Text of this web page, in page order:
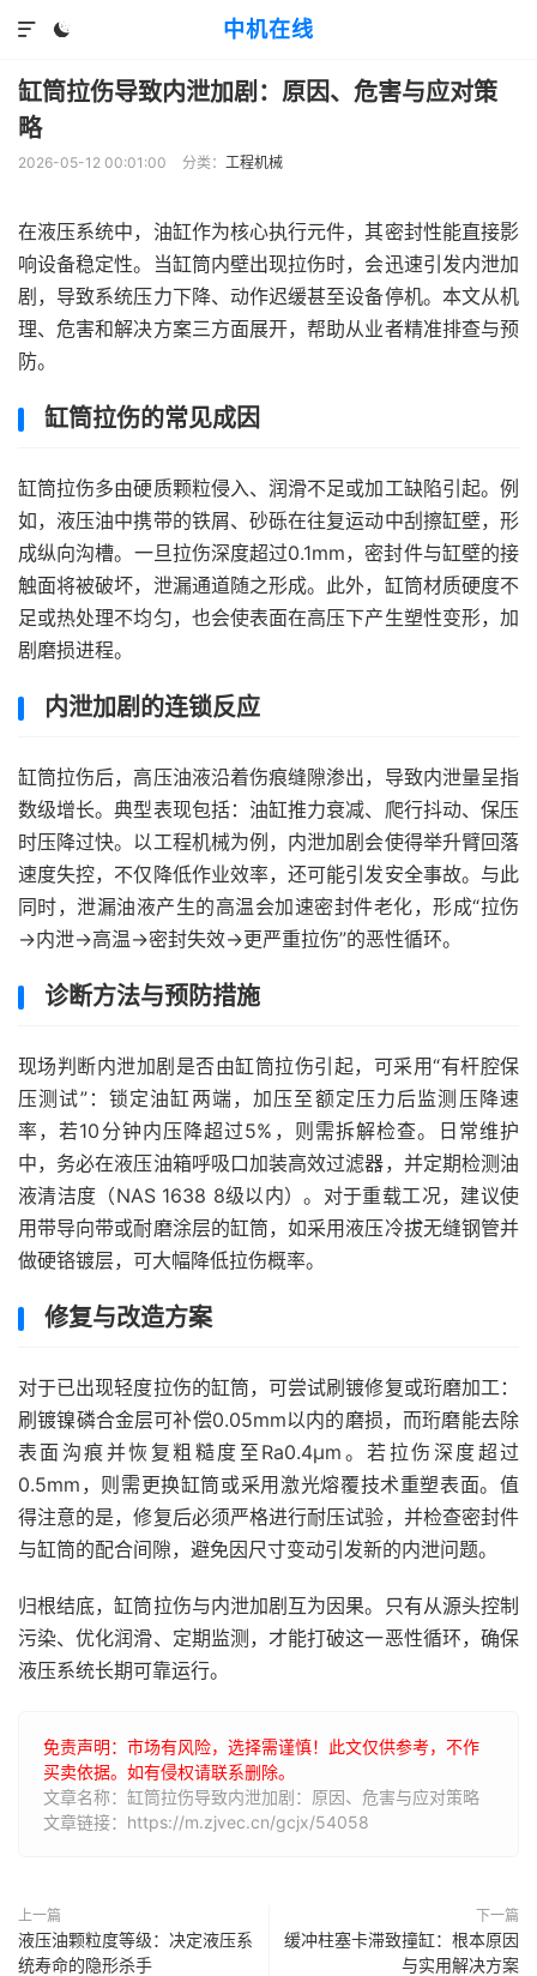
中机在线


缸筒拉伤导致内泄加剧：原因、危害与应对策
略
2026-05-12 00:01:00 分类： 工程机械
在液压系统中，油缸作为核心执行元件，其密封性能直接影
响设备稳定性。当缸筒内壁出现拉伤时，会迅速引发内泄加
剧，导致系统压力下降、动作迟缓甚至设备停机。本文从机
理、危害和解决方案三方面展开，帮助从业者精准排查与预
防。
缸筒拉伤的常见成因
缸筒拉伤多由硬质颗粒侵入、润滑不足或加工缺陷引起。例
如，液压油中携带的铁屑、砂砾在往复运动中刮擦缸壁，形
成纵向沟槽。一旦拉伤深度超过0.1mm，密封件与缸壁的接
触面将被破坏，泄漏通道随之形成。此外，缸筒材质硬度不
足或热处理不均匀，也会使表面在高压下产生塑性变形，加
剧磨损进程。
内泄加剧的连锁反应
缸筒拉伤后，高压油液沿着伤痕缝隙渗出，导致内泄量呈指
数级增长。典型表现包括：油缸推力衰减、爬行抖动、保压
时压降过快。以工程机械为例，内泄加剧会使得举升臂回落
速度失控，不仅降低作业效率，还可能引发安全事故。与此
同时，泄漏油液产生的高温会加速密封件老化，形成“拉伤
→内泄→高温→密封失效→更严重拉伤”的恶性循环。
诊断方法与预防措施
现场判断内泄加剧是否由缸筒拉伤引起，可采用“有杆腔保
压测试”：锁定油缸两端，加压至额定压力后监测压降速
率，若10分钟内压降超过5%，则需拆解检查。日常维护
中，务必在液压油箱呼吸口加装高效过滤器，并定期检测油
液清洁度（NAS 1638 8级以内）。对于重载工况，建议使
用带导向带或耐磨涂层的缸筒，如采用液压冷拔无缝钢管并
做硬铬镀层，可大幅降低拉伤概率。
修复与改造方案
对于已出现轻度拉伤的缸筒，可尝试刷镀修复或珩磨加工：
刷镀镍磷合金层可补偿0.05mm以内的磨损，而珩磨能去除
表面沟痕并恢复粗糙度至Ra0.4μm。若拉伤深度超过
0.5mm，则需更换缸筒或采用激光熔覆技术重塑表面。值
得注意的是，修复后必须严格进行耐压试验，并检查密封件
与缸筒的配合间隙，避免因尺寸变动引发新的内泄问题。
归根结底，缸筒拉伤与内泄加剧互为因果。只有从源头控制
污染、优化润滑、定期监测，才能打破这一恶性循环，确保
液压系统长期可靠运行。
免责声明：市场有风险，选择需谨慎！此文仅供参考，不作
买卖依据。如有侵权请联系删除。
文章名称：缸筒拉伤导致内泄加剧：原因、危害与应对策略
文章链接：https://m.zjvec.cn/gcjx/54058
上一篇
液压油颗粒度等级：决定液压系
统寿命的隐形杀手
下一篇
缓冲柱塞卡滞致撞缸：根本原因
与实用解决方案